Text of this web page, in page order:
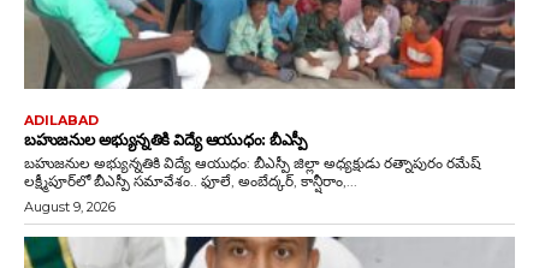
ADILABAD
బహుజనుల అభ్యున్నతికి విద్యే ఆయుధం: బీఎస్పీ
బహుజనుల అభ్యున్నతికి విద్యే ఆయుధం: బీఎస్పీ జిల్లా అధ్యక్షుడు రత్నాపురం రమేష్
లక్ష్మీపూర్‌లో బీఎస్పీ సమావేశం.. ఫూలే, అంబేద్కర్, కాన్షీరాం,...
August 9, 2026